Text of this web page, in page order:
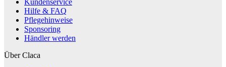
werden
Hilfe & FAQ
Pflegehinweise
Sponsoring
Händler werden
Über Claca